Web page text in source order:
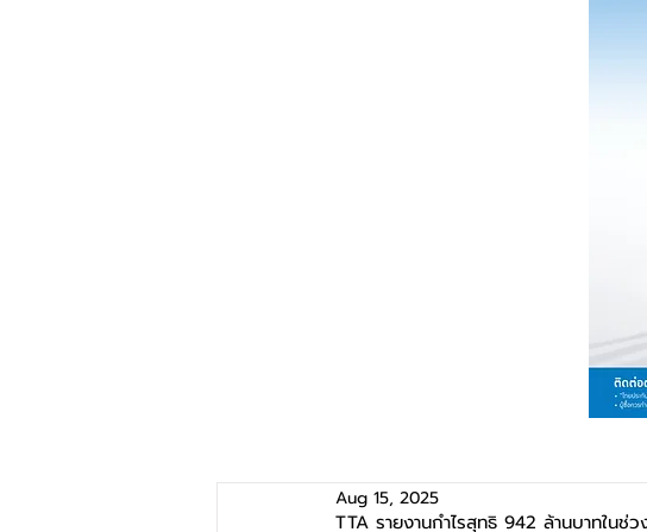
TTA รายงานกำไรสุทธิ 942 ล้านบาทใน
Aug 15, 2025